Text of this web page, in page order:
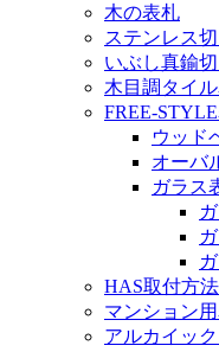
木の表札
ステンレス
いぶし真鍮
木目調タイ
FREE-
ウッド
オーバ
ガラス
HAS取付方法
マンション
アルカイッ